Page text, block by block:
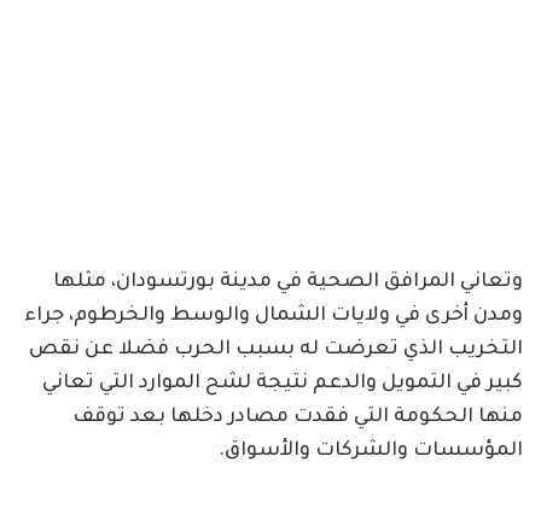
وتعاني المرافق الصحية في مدينة بورتسودان، مثلها
ومدن أخرى في ولايات الشمال والوسط والخرطوم، جراء
التخريب الذي تعرضت له بسبب الحرب فضلا عن نقص
كبير في التمويل والدعم نتيجة لشح الموارد التي تعاني
منها الحكومة التي فقدت مصادر دخلها بعد توقف
المؤسسات والشركات والأسواق.